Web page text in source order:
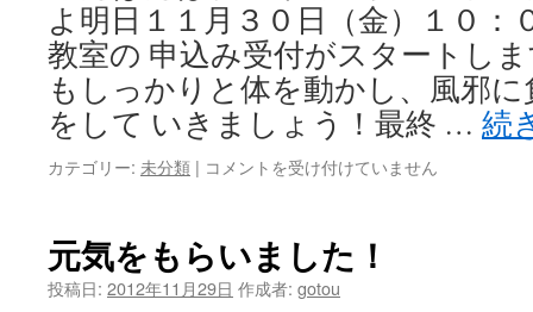
込
み
ス
タ
ー
ト！
よ明日１１月３０日（金）１０：
教室の 申込み受付がスタートし
もしっかりと体を動かし、風邪
をして いきましょう！最終 … 続
カテゴリー: 未分類 | 冬
期
教
コメントを受け付けていません
元気をもらいました！
投稿日: 2012年11月29日 作成者: gotou